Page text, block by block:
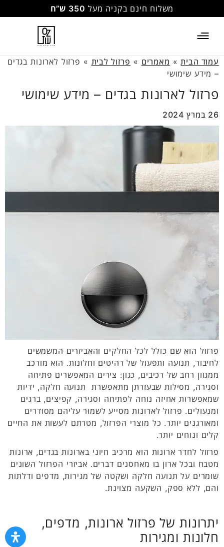
משלוח חינם בקניה מעל 350 ש”ח
עמוד הבית» מאמרים » פרזול לבית » פרזול לארונות בגדים
– מידע שימושי
פרזול לארונות בגדים – מידע שימושי
26 במרץ 2024
פרזול הוא שם כולל לכל החלקים והאביזרים המשמשים
לחיבור, תנועה ותפעול של רהיטים וחלונות. הוא מורכב
ממגוון רחב של רכיבים, כגון: צירים המאפשרים פתיחה
וסגירה, מסילות שבעזרתן מתאפשרת תנועה חלקה, ידיות
שמאפשרות אחיזה נוחה לפתיחה וסגירה, קפיצים, ברגים
ומנעולים. פרזול לארונות מסייע לשמור עליהם מסודרים
ומאורגנים יותר. כל מוצרי הפרזול, מטרתם לעשות את החיים
קלים ונוחים יותר.
פרזול לחדר ארונות הוא מרכיב חיוני בארונות בגדים, ארונות
מטבח ובכל ארון בו מאחסנים דברים. אביזרי הפרזול השונים
שומרים על תנועה חלקה ושקטה של מגירות, מדפים ודלתות
והם, ללא ספק, השקעה מצוינת.
יתרונות של פרזול ארונות, מדפים,
חלונות ומגירות